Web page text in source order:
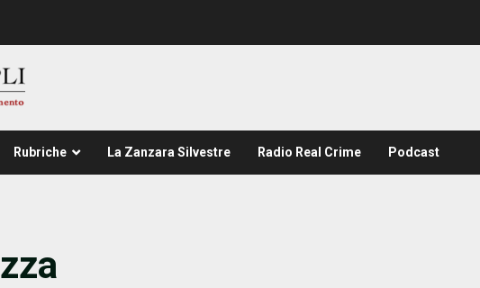
Rubriche La Zanzara Silvestre Radio Real Crime Podcast